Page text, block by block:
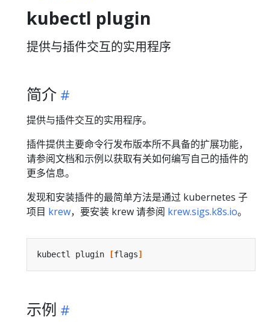
kubectl plugin
提供与插件交互的实用程序
简介
提供与插件交互的实用程序。
插件提供主要命令行发布版本所不具备的扩展功能，
请参阅文档和示例以获取有关如何编写自己的插件的
更多信息。
发现和安装插件的最简单方法是通过 kubernetes 子
项目 krew，要安装 krew 请参阅 krew.sigs.k8s.io。
kubectl plugin [flags]
示例